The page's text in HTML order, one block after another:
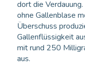
dort die
ohne Gallenblase
Überschuss
Gallenflüssigkeit
mit rund 250
aus.